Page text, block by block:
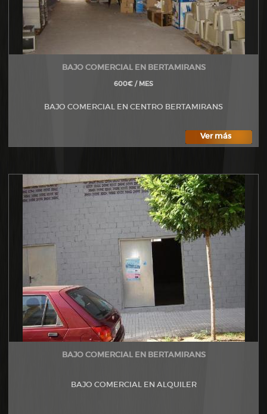
BAJO COMERCIAL EN BERTAMIRANS
600€ / MES
BAJO COMERCIAL EN CENTRO BERTAMIRANS
Ver más
BAJO COMERCIAL EN BERTAMIRANS
BAJO COMERCIAL EN ALQUILER